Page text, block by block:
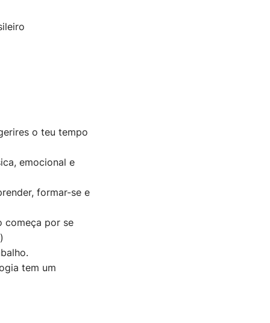
o teu tempo
emocional e
formar-se e
começa por se
tem um